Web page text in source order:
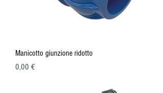
Manicotto giunzione ridotto
Prezzo
0,00 €